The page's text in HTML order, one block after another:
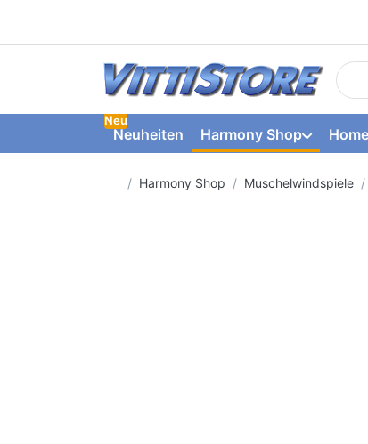
Neuheiten
Neu
Harmony Shop
Startseite
Harmony Shop Muschelwindspiele